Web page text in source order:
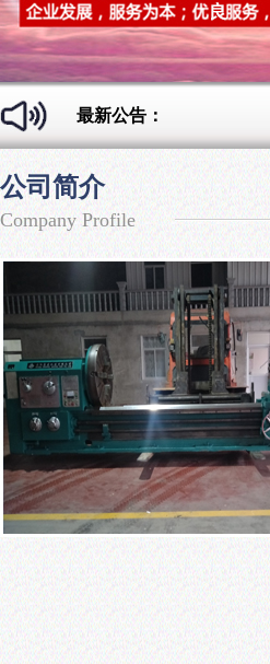
最新公告：
公司简介
Company Profile